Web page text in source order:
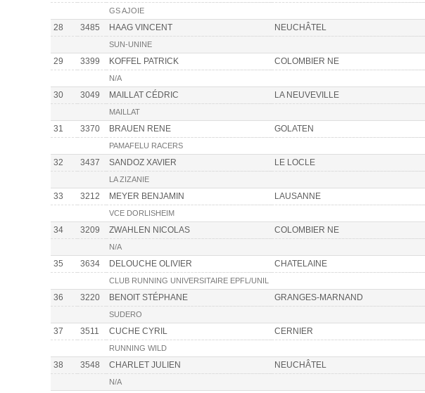
GS AJOIE
28 3485 HAAG VINCENT NEUCHÂTEL
SUN-UNINE
29 3399 KOFFEL PATRICK COLOMBIER NE
N/A
30 3049 MAILLAT CÉDRIC LA NEUVEVILLE
MAILLAT
31 3370 BRAUEN RENE GOLATEN
PAMAFELU RACERS
32 3437 SANDOZ XAVIER LE LOCLE
LA ZIZANIE
33 3212 MEYER BENJAMIN LAUSANNE
VCE DORLISHEIM
34 3209 ZWAHLEN NICOLAS COLOMBIER NE
N/A
35 3634 DELOUCHE OLIVIER CHATELAINE
CLUB RUNNING UNIVERSITAIRE EPFL/UNIL
36 3220 BENOIT STÉPHANE GRANGES-MARNAND
SUDERO
37 3511 CUCHE CYRIL CERNIER
RUNNING WILD
38 3548 CHARLET JULIEN NEUCHÂTEL
N/A